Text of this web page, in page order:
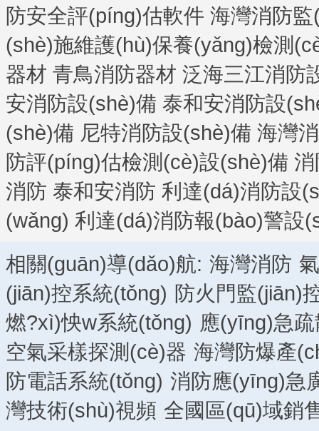
防安全評(píng)估軟件 海灣消防
(shè)施維護(hù)保養(yǎng)檢測
器材 青鳥消防器材 泛海三江消防
安消防設(shè)備 泰和安消防設
(shè)備 尼特消防設(shè)備 海灣
防評(píng)估檢測(cè)設(shè)備
消防 泰和安消防 利達(dá)消防設
(wǎng) 利達(dá)消防報(bào)警設
相關(guān)導(dǎo)航: 海灣消防
(jiān)控系統(tǒng) 防火門監(jiān)
燃?xì)怏w系統(tǒng) 應(yīng)急
空氣采樣探測(cè)器 海灣防爆產
防電話系統(tǒng) 消防應(yīng)急
灣技術(shù)視頻 全國區(qū)域銷